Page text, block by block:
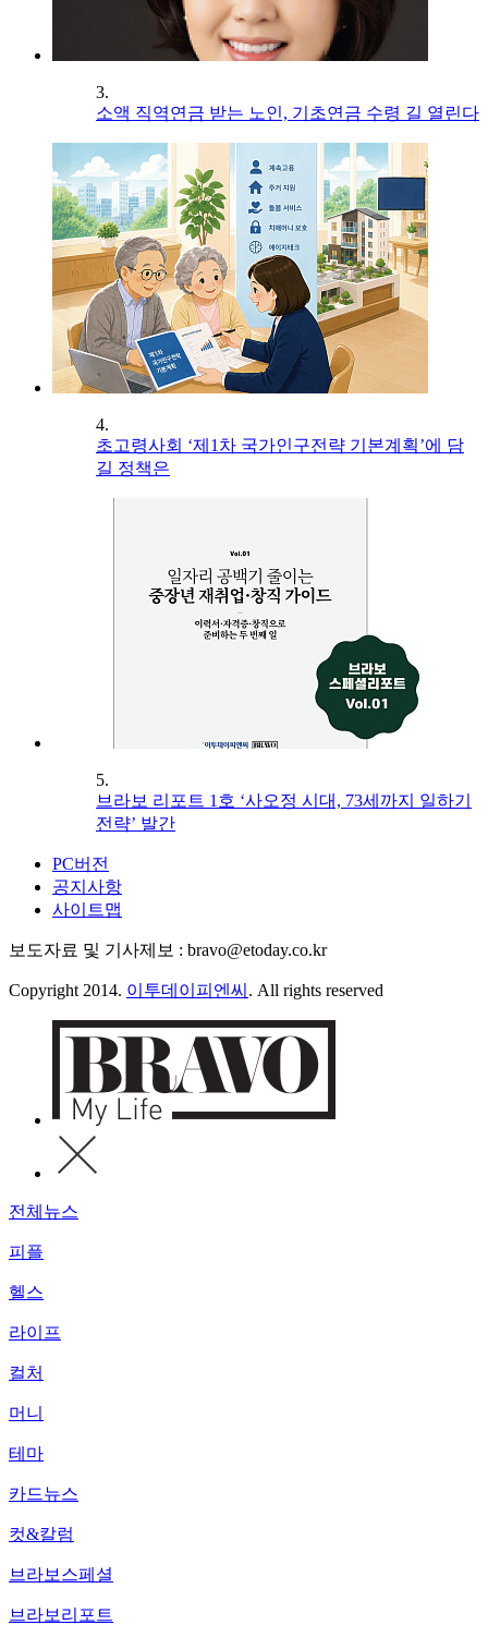
3.
소액 직역연금 받는 노인, 기초연금 수령 길 열린다
4.
초고령사회 ‘제1차 국가인구전략 기본계획’에 담
길 정책은
5.
브라보 리포트 1호 ‘사오정 시대, 73세까지 일하기
전략’ 발간
PC버전
공지사항
사이트맵
보도자료 및 기사제보 : bravo@etoday.co.kr
Copyright 2014. 이투데이피엔씨 . All rights reserved
전체뉴스
피플
헬스
라이프
컬처
머니
테마
카드뉴스
컷&칼럼
브라보스페셜
브라보리포트